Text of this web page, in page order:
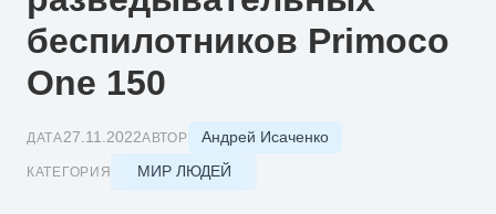
беспилотников Primoco
One 150
ДАТА27.11.2022АВТОР Андрей Исаченко
КАТЕГОРИЯ МИР ЛЮДЕЙ